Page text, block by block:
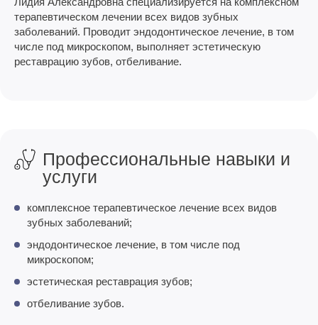
терапевтическом лечении всех видов зубных
заболеваний. Проводит эндодонтическое лечение, в том
числе под микроскопом, выполняет эстетическую
реставрацию зубов, отбеливание.
Профессиональные навыки и
услуги
комплексное терапевтическое лечение всех видов
зубных заболеваний;
эндодонтическое лечение, в том числе под
микроскопом;
эстетическая реставрация зубов;
отбеливание зубов.